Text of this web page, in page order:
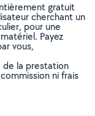
gratuit
cherchant un
pour une
Payez
vous,
de la prestation
ni frais